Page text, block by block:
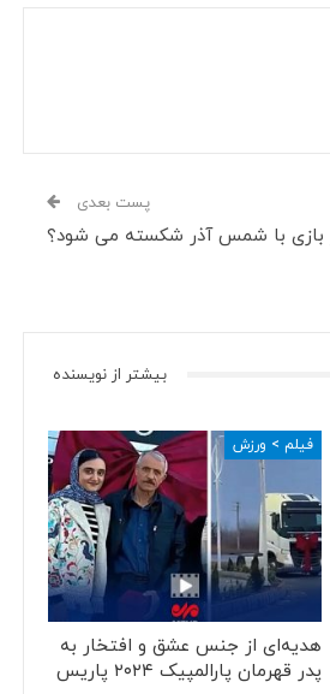
پست بعدی
بازی با شمس آذر شکسته می شود؟
بیشتر از نویسنده
فیلم > ورزش
هدیه‌ای از جنس عشق و افتخار به
پدر قهرمان پارالمپیک ۲۰۲۴ پاریس